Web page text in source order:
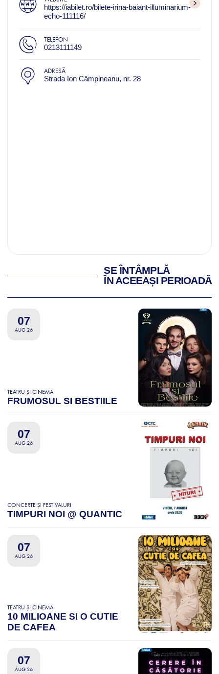
https://iabilet.ro/bilete-irina-baiant-illuminarium-
echo-111116/
TELEFON
0213111149
ADRESĂ
Strada Ion Câmpineanu, nr. 28
SE ÎNTÂMPLĂ
ÎN ACEEAȘI PERIOADĂ
07
AUG 26
TEATRU ȘI CINEMA
FRUMOSUL SI BESTIILE
07
AUG 26
CONCERTE ȘI FESTIVALURI
TIMPURI NOI @ QUANTIC
07
AUG 26
TEATRU ȘI CINEMA
10 MILIOANE SI O CUTIE
DE CAFEA
07
AUG 26